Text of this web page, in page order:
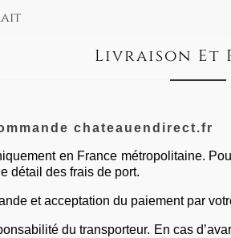
Livraison Et
chateauendirect.fr
en France métropolitaine.
détail des frais de port.
et acceptation du paiement par
du transporteur. En cas